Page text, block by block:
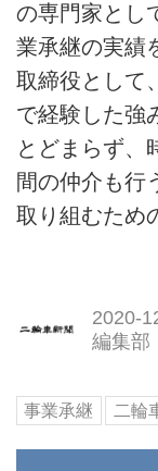
の専門家とし
業承継の実績
取締役として
で経験した強
とどまらず、
間の仲介も行
取り組むため
2020-
編集部
事業承継 二輪